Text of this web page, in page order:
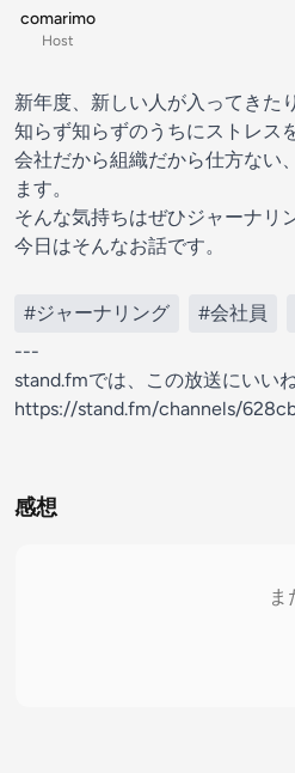
comarimo
Host
新年度、新しい人が入ってきた
知らず知らずのうちにストレス
会社だから組織だから仕方ない
ます。
そんな気持ちはぜひジャーナリ
今日はそんなお話です。
#ジャーナリング #会社員
---
stand.fmでは、この放送にいい
https://stand.fm/channels/
感想
ま